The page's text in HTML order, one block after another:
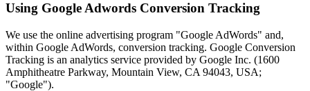
Using Google Adwords Conversion Tracking
We use the online advertising program "Google AdWords" and,
within Google AdWords, conversion tracking. Google Conversion
Tracking is an analytics service provided by Google Inc. (1600
Amphitheatre Parkway, Mountain View, CA 94043, USA;
"Google").